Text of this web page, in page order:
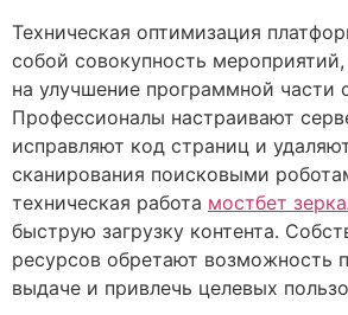
Техническая оптимизация
собой совокупность
на улучшение программной части
Профессионалы настраивают
исправляют код страниц и
сканирования поисковыми
техническая работа мостбет
быструю загрузку контента.
ресурсов обретают возможность
выдаче и привлечь целевых